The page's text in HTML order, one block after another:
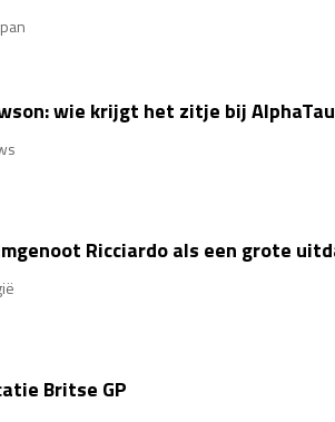
wie krijgt het zitje bij
Ricciardo als een grote
Britse GP